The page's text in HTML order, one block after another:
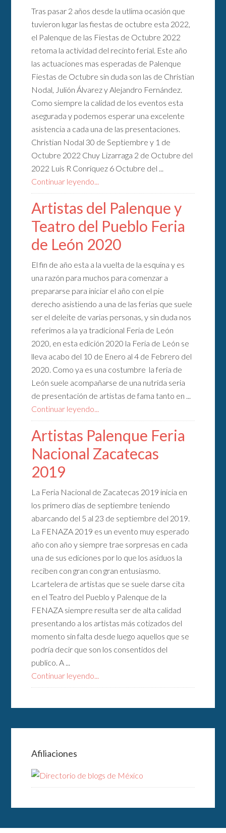
Tras pasar 2 años desde la utlima ocasión que
tuvieron lugar las fiestas de octubre esta 2022,
el Palenque de las Fiestas de Octubre 2022
retoma la actividad del recinto ferial. Este año
las actuaciones mas esperadas de Palenque
Fiestas de Octubre sin duda son las de Christian
Nodal, Julión Álvarez y Alejandro Fernández.
Como siempre la calidad de los eventos esta
asegurada y podemos esperar una excelente
asistencia a cada una de las presentaciones.
Christian Nodal 30 de Septiembre y 1 de
Octubre 2022 Chuy Lizarraga 2 de Octubre del
2022 Luis R Conriquez 6 Octubre del ...
Continuar leyendo...
Artistas del Palenque y
Teatro del Pueblo Feria
de León 2020
El fin de año esta a la vuelta de la esquina y es
una razón para muchos para comenzar a
prepararse para iniciar el año con el pie
derecho asistiendo a una de las ferias que suele
ser el deleite de varias personas, y sin duda nos
referimos a la ya tradicional Feria de León
2020, en esta edición 2020 la Feria de León se
lleva acabo del 10 de Enero al 4 de Febrero del
2020. Como ya es una costumbre la feria de
León suele acompañarse de una nutrida seria
de presentación de artistas de fama tanto en ...
Continuar leyendo...
Artistas Palenque Feria
Nacional Zacatecas
2019
La Feria Nacional de Zacatecas 2019 inicia en
los primero días de septiembre teniendo
abarcando del 5 al 23 de septiembre del 2019.
La FENAZA 2019 es un evento muy esperado
año con año y siempre trae sorpresas en cada
una de sus ediciones por lo que los asiduos la
reciben con gran con gran entusiasmo.
Lcartelera de artistas que se suele darse cita
en el Teatro del Pueblo y Palenque de la
FENAZA siempre resulta ser de alta calidad
presentando a los artistas más cotizados del
momento sin falta desde luego aquellos que se
podría decir que son los consentidos del
publico. A ...
Continuar leyendo...
Afiliaciones